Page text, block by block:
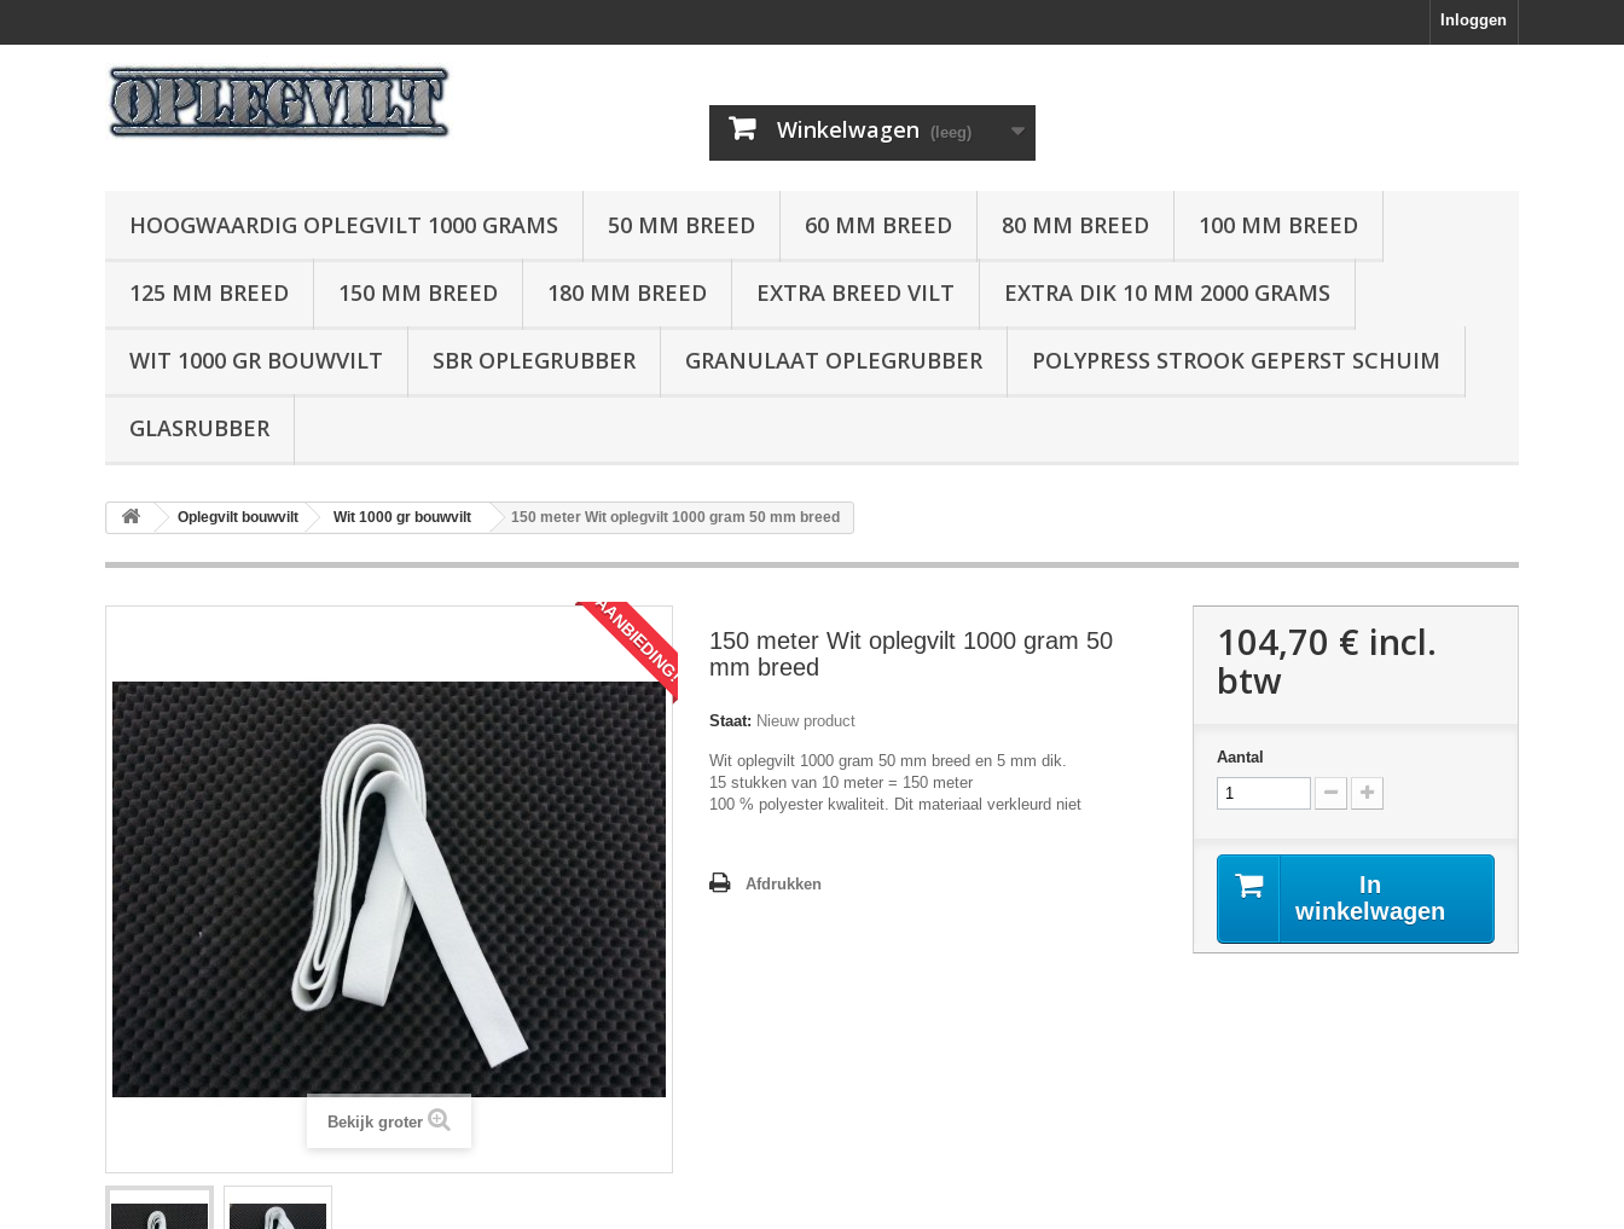
Inloggen
Winkelwagen (leeg)
HOOGWAARDIG OPLEGVILT 1000 GRAMS 50 MM BREED 60 MM BREED 80 MM BREED 100 MM BREED
125 MM BREED 150 MM BREED 180 MM BREED EXTRA BREED VILT EXTRA DIK 10 MM 2000 GRAMS
WIT 1000 GR BOUWVILT SBR OPLEGRUBBER GRANULAAT OPLEGRUBBER POLYPRESS STROOK GEPERST SCHUIM
GLASRUBBER
Oplegvilt bouwvilt Wit 1000 gr bouwvilt 150 meter Wit oplegvilt 1000 gram 50 mm breed
AANBIEDING!
Bekijk groter
150 meter Wit oplegvilt 1000 gram 50
mm breed
Staat: Nieuw product
Wit oplegvilt 1000 gram 50 mm breed en 5 mm dik.
15 stukken van 10 meter = 150 meter
100 % polyester kwaliteit. Dit materiaal verkleurd niet
Afdrukken
104,70 € incl.
btw
Aantal
In
winkelwagen